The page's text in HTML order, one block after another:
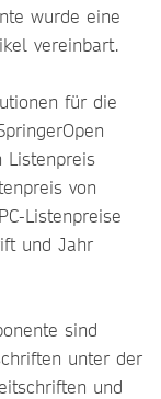
wurde eine
vereinbart.
für die
Listenpreis
von
Listenpreise
und Jahr
sind
unter der
und